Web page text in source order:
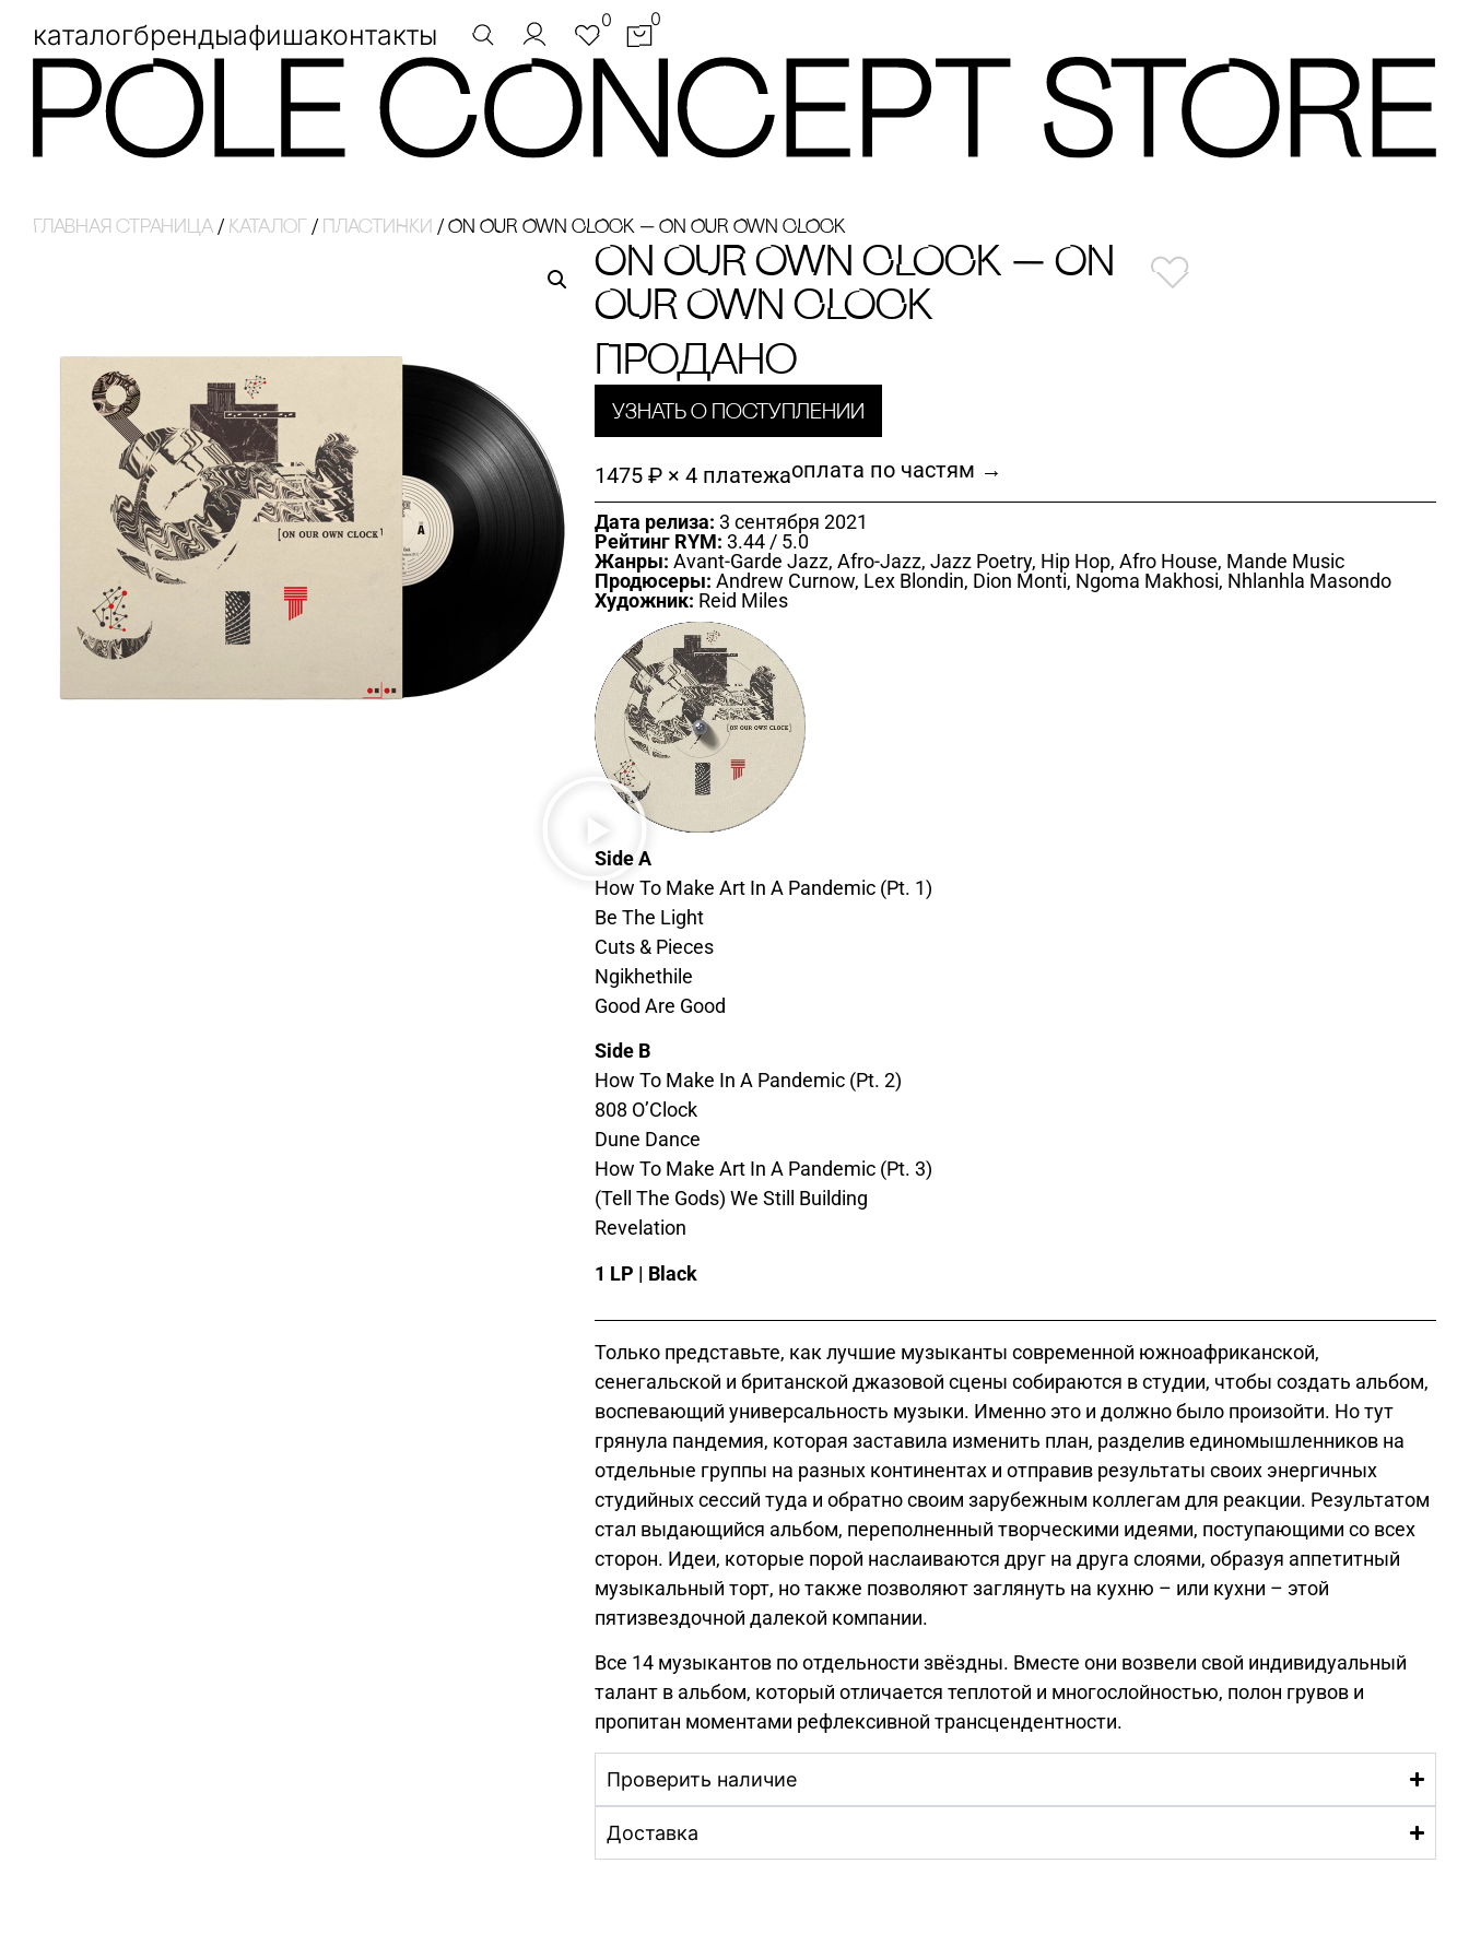
каталогбрендыафишаконтакты 0 0
Главная страница / Каталог / ПЛАсТИНКИ / ON OUR OWN CLOCK — ON OUR OWN CLOCK
ON OUR OWN CLOCK — ON
OUR OWN CLOCK
Продано
Узнать о поступлении
1475 ₽ × 4 платежаоплата по частям →
Дата релиза: 3 сентября 2021
Рейтинг RYM: 3.44 / 5.0
Жанры: Avant-Garde Jazz, Afro-Jazz, Jazz Poetry, Hip Hop, Afro House, Mande Music
Продюсеры: Andrew Curnow, Lex Blondin, Dion Monti, Ngoma Makhosi, Nhlanhla Masondo
Художник: Reid Miles
Side A
How To Make Art In A Pandemic (Pt. 1)
Be The Light
Cuts & Pieces
Ngikhethile
Good Are Good
Side B
How To Make In A Pandemic (Pt. 2)
808 O’Clock
Dune Dance
How To Make Art In A Pandemic (Pt. 3)
(Tell The Gods) We Still Building
Revelation
1 LP | Black
Только представьте, как лучшие музыканты современной южноафриканской,
сенегальской и британской джазовой сцены собираются в студии, чтобы создать альбом,
воспевающий универсальность музыки. Именно это и должно было произойти. Но тут
грянула пандемия, которая заставила изменить план, разделив единомышленников на
отдельные группы на разных континентах и ​​отправив результаты своих энергичных
студийных сессий туда и обратно своим зарубежным коллегам для реакции. Результатом
стал выдающийся альбом, переполненный творческими идеями, поступающими со всех
сторон. Идеи, которые порой наслаиваются друг на друга слоями, образуя аппетитный
музыкальный торт, но также позволяют заглянуть на кухню – или кухни – этой
пятизвездочной далекой компании.
Все 14 музыкантов по отдельности звёздны. Вместе они возвели свой индивидуальный
талант в альбом, который отличается теплотой и многослойностью, полон грувов и
пропитан моментами рефлексивной трансцендентности.
Проверить наличие
Доставка